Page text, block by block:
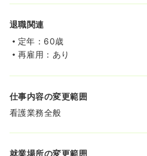
退職関連
定年：60歳
再雇用：あり
仕事内容の変更範囲
看護業務全般
就業場所の変更範囲